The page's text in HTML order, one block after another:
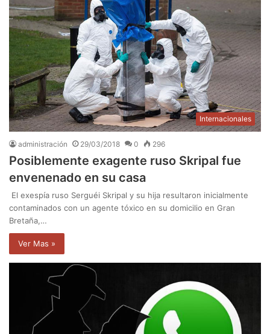
Internacionales
administración 29/03/2018 0 296
Posiblemente exagente ruso Skripal fue
envenenado en su casa
El exespía ruso Serguéi Skripal y su hija resultaron inicialmente
contaminados con un agente tóxico en su domicilio en Gran
Bretaña,…
Ver Mas »